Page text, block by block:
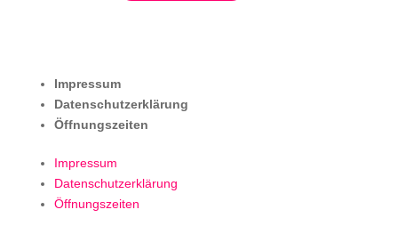
Impressum
Datenschutzerklärung
Öffnungszeiten
Impressum
Datenschutzerklärung
Öffnungszeiten